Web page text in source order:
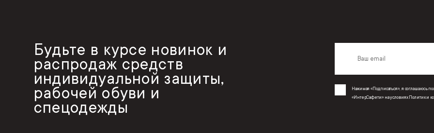
Будьте в курсе новинок и
распродаж средств
индивидуальной защиты,
рабочей обуви и
спецодежды
Нажимая «Подписаться», я соглашаюсь
«ИнтерСафети» на условиях Политики